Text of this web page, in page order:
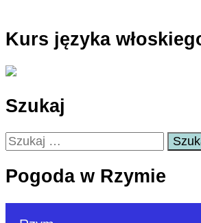
Kurs języka
Szukaj
Szukaj:
Pogoda w Rzymie